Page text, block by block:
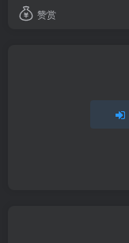
赞赏